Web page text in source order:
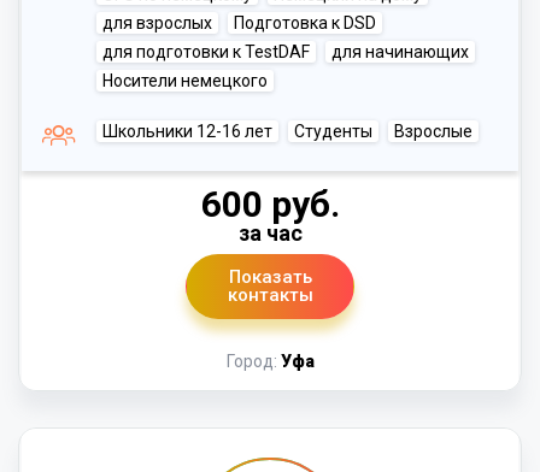
для взрослых
Подготовка к DSD
для подготовки к TestDAF
для начинающих
Носители немецкого
Школьники 12-16 лет Студенты Взрослые
Город: Уфа
600 руб.
за час
Показать
контакты